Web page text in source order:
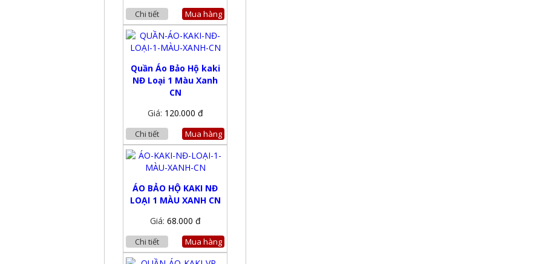
Chi tiết Mua hàng
Quần Áo Bảo Hộ kaki
NĐ Loại 1 Màu Xanh
CN
Giá: 120.000 đ
Chi tiết Mua hàng
ÁO BẢO HỘ KAKI NĐ
LOẠI 1 MÀU XANH CN
Giá: 68.000 đ
Chi tiết Mua hàng